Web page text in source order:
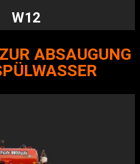
W12
ABSAUGUNG